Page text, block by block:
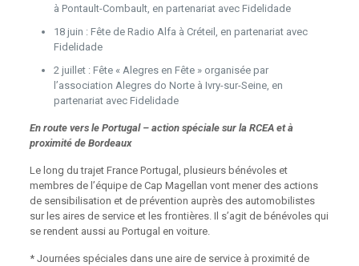
à Pontault-Combault, en partenariat avec Fidelidade
18 juin : Fête de Radio Alfa à Créteil, en partenariat avec
Fidelidade
2 juillet : Fête « Alegres en Fête » organisée par
l’association Alegres do Norte à Ivry-sur-Seine, en
partenariat avec Fidelidade
En route vers le Portugal – action spéciale sur la RCEA et à
proximité de Bordeaux
Le long du trajet France Portugal, plusieurs bénévoles et
membres de l’équipe de Cap Magellan vont mener des actions
de sensibilisation et de prévention auprès des automobilistes
sur les aires de service et les frontières. Il s’agit de bénévoles qui
se rendent aussi au Portugal en voiture.
* Journées spéciales dans une aire de service à proximité de